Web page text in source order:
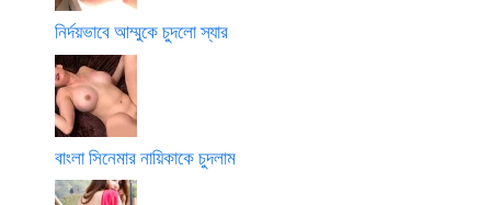
নির্দয়ভাবে আম্মুকে চুদলো স্যার
বাংলা সিনেমার নায়িকাকে চুদলাম